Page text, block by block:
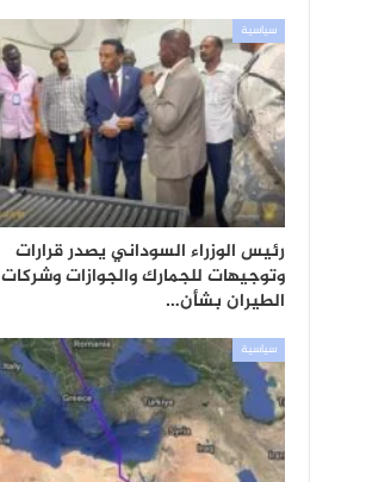
سياسية
رئيس الوزراء السوداني يصدر قرارات
وتوجيهات للجمارك والجوازات وشركات
الطيران بشأن…
سياسية